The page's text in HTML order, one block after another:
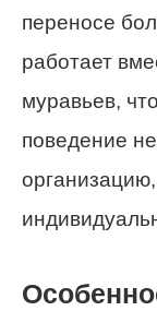
переносе
работает
муравьев,
поведение